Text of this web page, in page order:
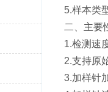
5.样本类
二、主要
1.检测速
2.支持原
3.加样针